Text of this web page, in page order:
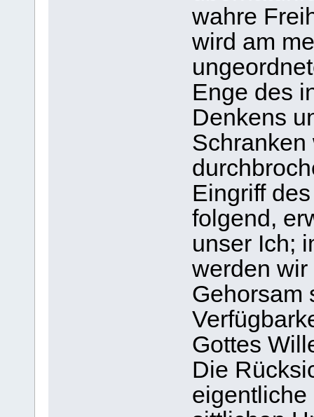
wahre
wird am
Enge des
Denkens
Schranken
Eingriff
folgend,
unser Ich;
werden
Gehorsam
Gottes
Die
eigentliche